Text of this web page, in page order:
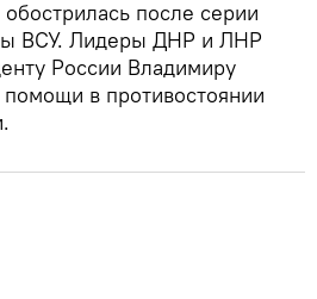
после серии
ВСУ. Лидеры ДНР и ЛНР
России Владимиру
в противостоянии